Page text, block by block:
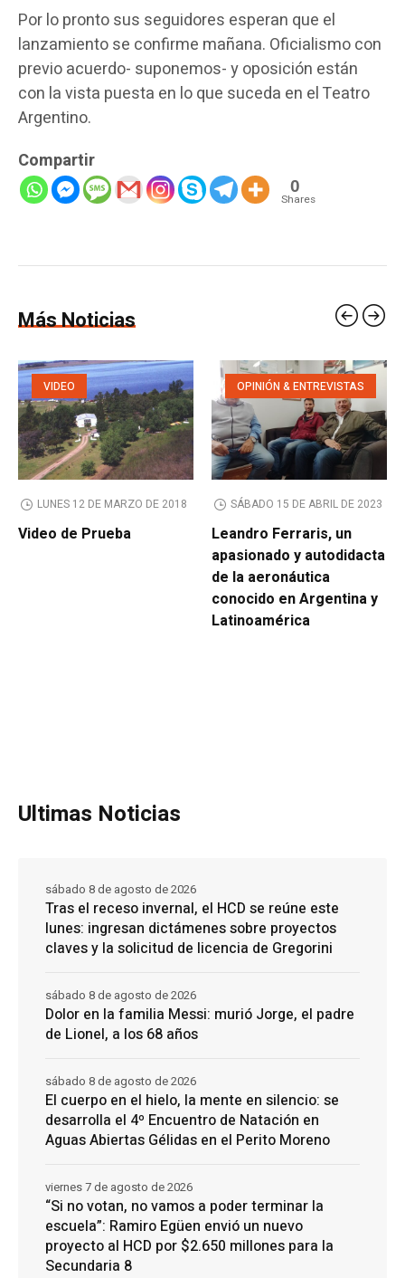
Por lo pronto sus seguidores esperan que el
lanzamiento se confirme mañana. Oficialismo con
previo acuerdo- suponemos- y oposición están
con la vista puesta en lo que suceda en el Teatro
Argentino.
Compartir
0
Shares
Más Noticias
VIDEO
LUNES 12 DE MARZO DE 2018
Video de Prueba
OPINIÓN & ENTREVISTAS
SÁBADO 15 DE ABRIL DE 2023
Leandro Ferraris, un
apasionado y autodidacta
de la aeronáutica
conocido en Argentina y
Latinoamérica
Ultimas Noticias
Tras el receso invernal, el HCD se reúne este
lunes: ingresan dictámenes sobre proyectos
claves y la solicitud de licencia de Gregorini
sábado 8 de agosto de 2026
Dolor en la familia Messi: murió Jorge, el padre
de Lionel, a los 68 años
sábado 8 de agosto de 2026
El cuerpo en el hielo, la mente en silencio: se
desarrolla el 4º Encuentro de Natación en
Aguas Abiertas Gélidas en el Perito Moreno
sábado 8 de agosto de 2026
“Si no votan, no vamos a poder terminar la
escuela”: Ramiro Egüen envió un nuevo
proyecto al HCD por $2.650 millones para la
Secundaria 8
viernes 7 de agosto de 2026